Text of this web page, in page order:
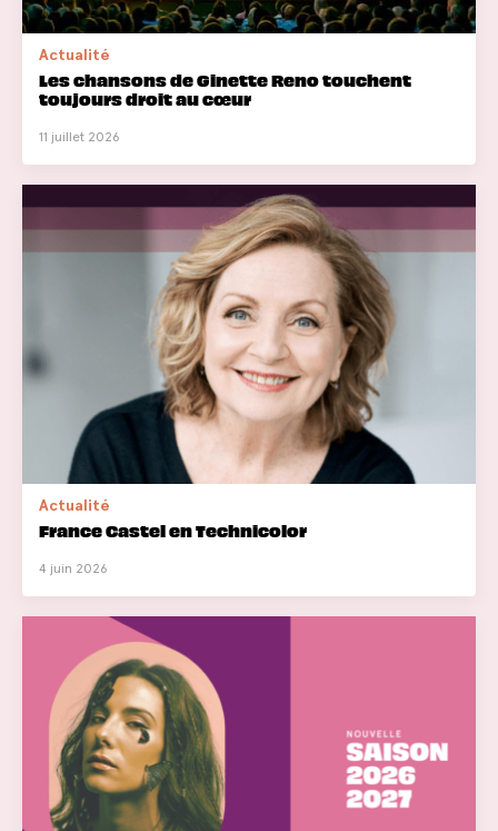
Actualité
Les chansons de Ginette Reno touchent
toujours droit au cœur
11 juillet 2026
Actualité
France Castel en Technicolor
4 juin 2026